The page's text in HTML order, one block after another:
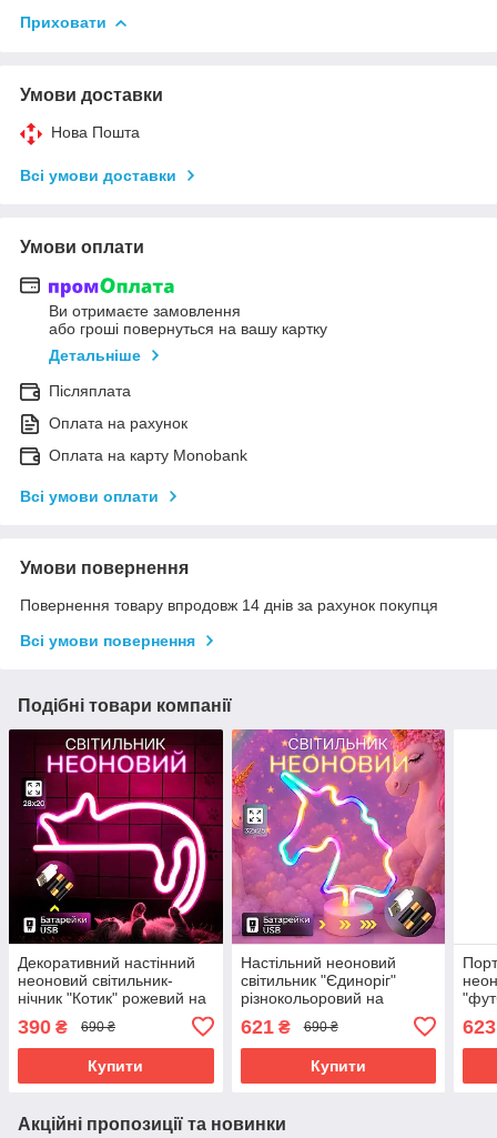
Приховати
Умови доставки
Нова Пошта
Всі умови доставки
Умови оплати
Ви отримаєте замовлення
або гроші повернуться на вашу картку
Детальніше
Післяплата
Оплата на рахунок
Оплата на карту Monobank
Всі умови оплати
Умови повернення
Повернення товару впродовж 14 днів за рахунок покупця
Всі умови повернення
Подібні товари компанії
Декоративний настінний
неоновий світильник-
нічник "Котик" рожевий на
батарейках/USB 27.5*20
см
390 ₴ 690 ₴
Купити
Настільний неоновий
світильник "Єдиноріг"
різнокольоровий на
батарейках/USB 31.5х25
см
621₴ 690 ₴
Купити
Акційні пропозиції та новинки